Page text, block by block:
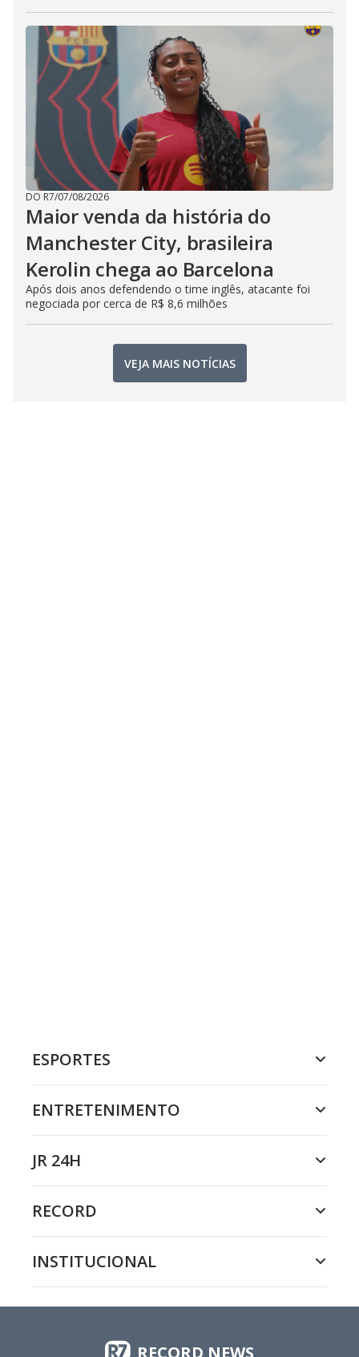
DO R7/07/08/2026
Maior venda da história do
Manchester City, brasileira
Kerolin chega ao Barcelona
Após dois anos defendendo o time inglês, atacante foi
negociada por cerca de R$ 8,6 milhões
VEJA MAIS NOTÍCIAS
ESPORTES
ENTRETENIMENTO
JR 24H
RECORD
INSTITUCIONAL
RECORD NEWS